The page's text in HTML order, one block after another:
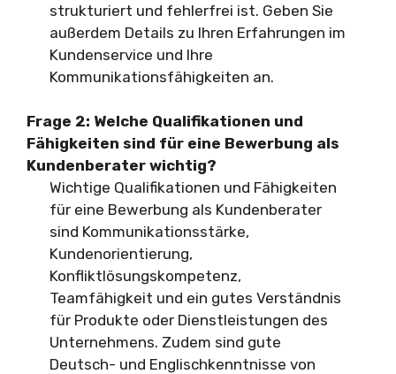
strukturiert und fehlerfrei ist. Geben Sie
außerdem Details zu Ihren Erfahrungen im
Kundenservice und Ihre
Kommunikationsfähigkeiten an.
Frage 2: Welche Qualifikationen und
Fähigkeiten sind für eine Bewerbung als
Kundenberater wichtig?
Wichtige Qualifikationen und Fähigkeiten
für eine Bewerbung als Kundenberater
sind Kommunikationsstärke,
Kundenorientierung,
Konfliktlösungskompetenz,
Teamfähigkeit und ein gutes Verständnis
für Produkte oder Dienstleistungen des
Unternehmens. Zudem sind gute
Deutsch- und Englischkenntnisse von